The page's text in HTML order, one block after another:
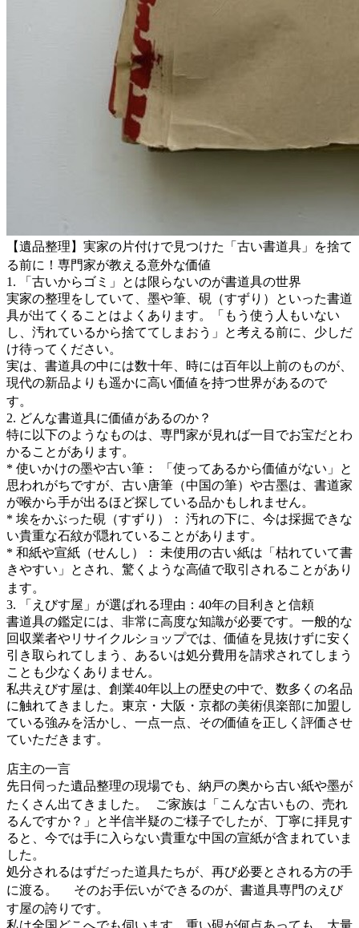
【遺品整理】実家の片付けで見つけた「古い書道具」を捨て
る前に！専門家が教える意外な価値
1. 「古いからゴミ」とは限らないのが書道具の世界
実家の整理をしていて、墨や筆、硯（すずり）といった書道
具が出てくることはよくあります。「もう使う人もいない
し、汚れているから捨ててしまおう」と考える前に、少しだ
け待ってください。
実は、書道具の中には数十年、時には百年以上前のものが、
現代の新品よりも遥かに高い価値を持つ世界があるので
す。
2. どんな書道具に価値があるのか？
特に以下のようなものは、専門家が見れば一目でお宝だとわ
かることがあります。
* 使いかけの墨や古い筆： 「使ってあるから価値がない」と
思われがちですが、古い唐筆（中国の筆）や古墨は、書道家
が喉から手が出るほど探している品かもしれません。
* 埃をかぶった硯（すずり）： 汚れの下に、今は採掘できな
い貴重な石紋が隠れていることがあります。
* 和紙や宣紙（せんし）： 未使用の古い紙は「枯れていて書
きやすい」とされ、驚くような高値で取引されることがあり
ます。
3. 「えびす屋」が選ばれる理由：40年の目利きと信頼
書道具の鑑定には、非常に高度な知識が必要です。一般的な
回収業者やリサイクルショップでは、価値を見抜けずに安く
引き取られてしまう、あるいは処分費用を請求されてしまう
ことも少なくありません。
私共えびす屋は、創業40年以上の歴史の中で、数多くの名品
に触れてきました。東京・大阪・京都の美術倶楽部に加盟し
ている強みを活かし、一点一点、その価値を正しく評価させ
ていただきます。
店主の一言
先日伺った遺品整理の現場でも、納戸の奥から古い紙や墨が
たくさん出てきました。 ご家族は「こんな古いもの、売れ
るんですか？」と半信半疑のご様子でしたが、丁寧に拝見す
ると、今では手に入らない貴重な中国の宣紙が含まれていま
した。
処分されるはずだった道具たちが、再び必要とされる方の手
に渡る。 そのお手伝いができるのが、書道具専門のえび
す屋の誇りです。
私は全国どこへでも伺います。重い硯が何点あっても、大量